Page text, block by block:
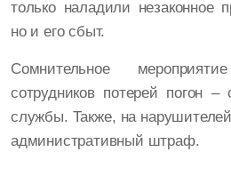
только наладили незаконное
но и его сбыт.
Сомнительное
сотрудников потерей погон
службы. Также, на
административный штраф.